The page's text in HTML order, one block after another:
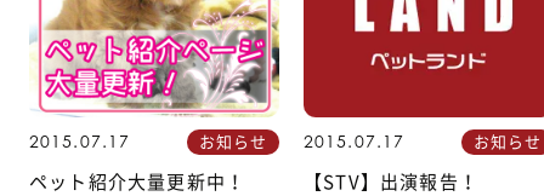
お知らせ
2015.07.17
ペット紹介大量更新中！
お知らせ
2015.07.17
【STV】出演報告！